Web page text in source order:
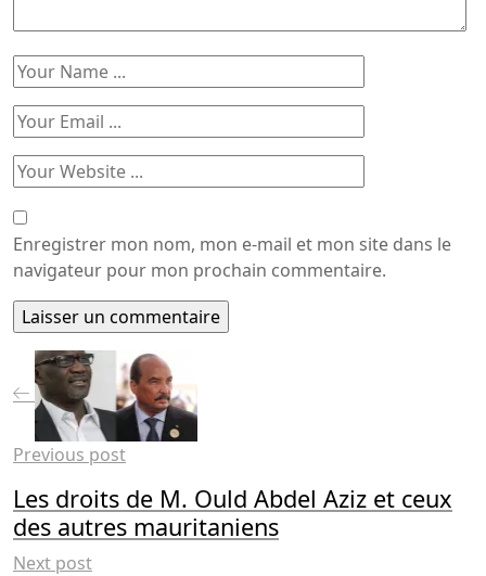
Enregistrer mon nom, mon e-mail et mon site dans le
navigateur pour mon prochain commentaire.
Previous post
Les droits de M. Ould Abdel Aziz et ceux
des autres mauritaniens
Next post